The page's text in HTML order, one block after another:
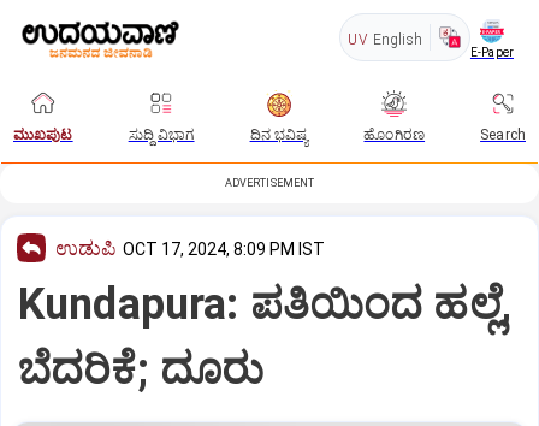
UV English
E-Paper
ಮುಖಪುಟ ಸುದ್ದಿ ವಿಭಾಗ ದಿನ ಭವಿಷ್ಯ ಹೊಂಗಿರಣ Search
ADVERTISEMENT
ಉಡುಪಿ OCT 17, 2024, 8:09 PM IST
Kundapura: ಪತಿಯಿಂದ ಹಲ್ಲೆ,
ಬೆದರಿಕೆ; ದೂರು